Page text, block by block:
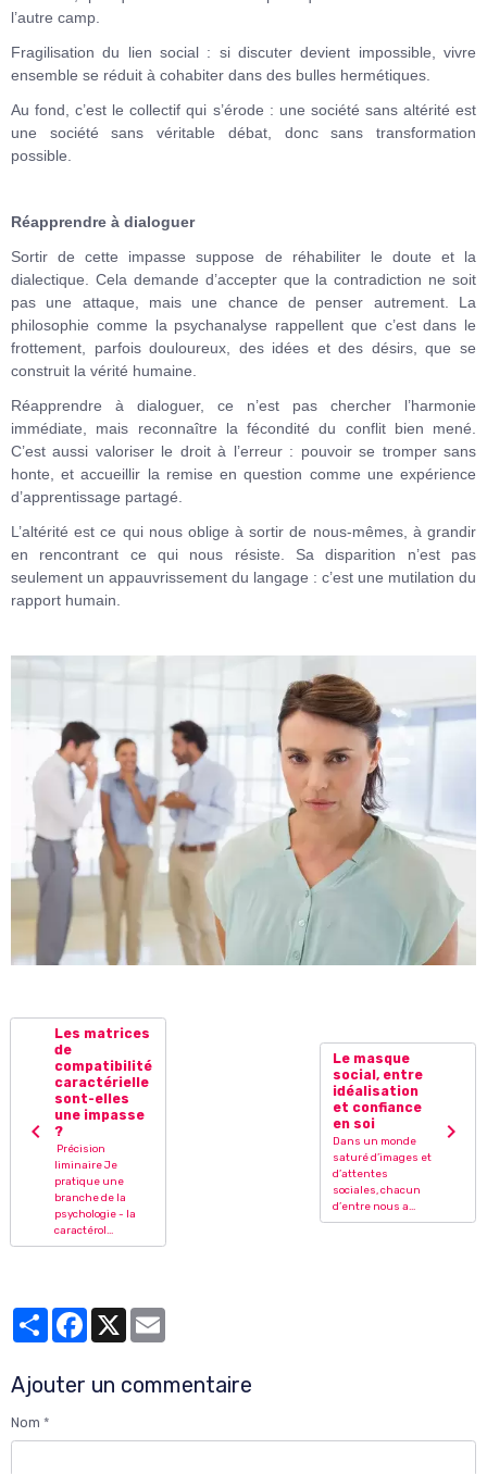
l’autre camp.
Fragilisation du lien social : si discuter devient impossible, vivre
ensemble se réduit à cohabiter dans des bulles hermétiques.
Au fond, c’est le collectif qui s’érode : une société sans altérité est
une société sans véritable débat, donc sans transformation
possible.
Réapprendre à dialoguer
Sortir de cette impasse suppose de réhabiliter le doute et la
dialectique. Cela demande d’accepter que la contradiction ne soit
pas une attaque, mais une chance de penser autrement. La
philosophie comme la psychanalyse rappellent que c’est dans le
frottement, parfois douloureux, des idées et des désirs, que se
construit la vérité humaine.
Réapprendre à dialoguer, ce n’est pas chercher l’harmonie
immédiate, mais reconnaître la fécondité du conflit bien mené.
C’est aussi valoriser le droit à l’erreur : pouvoir se tromper sans
honte, et accueillir la remise en question comme une expérience
d’apprentissage partagé.
L’altérité est ce qui nous oblige à sortir de nous-mêmes, à grandir
en rencontrant ce qui nous résiste. Sa disparition n’est pas
seulement un appauvrissement du langage : c’est une mutilation du
rapport humain.
Les matrices
de
compatibilité
caractérielle
sont-elles
une impasse
?
Précision
liminaire Je
pratique une
branche de la
psychologie - la
caractérol...
Le masque
social, entre
idéalisation
et confiance
en soi
Dans un monde
saturé d’images et
d’attentes
sociales, chacun
d’entre nous a...
PartagerFacebook
Ajouter un commentaire
Nom